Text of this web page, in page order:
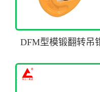
DFM型模锻翻转吊